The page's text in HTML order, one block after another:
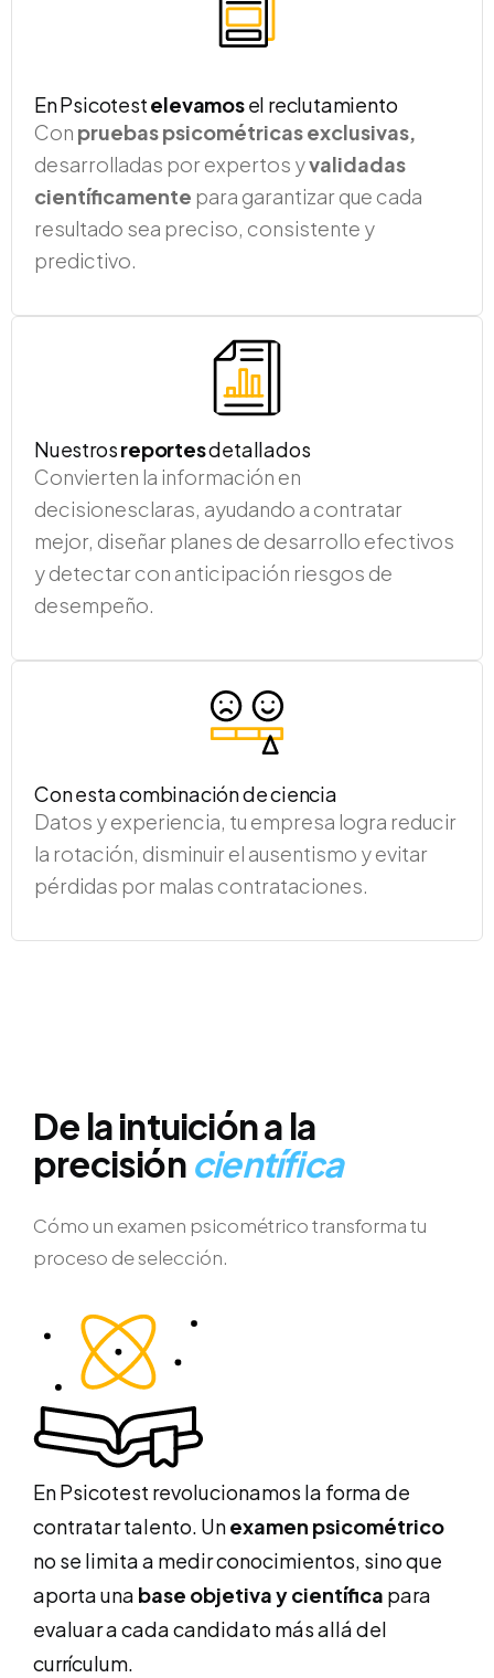
En Psicotestelevamosel reclutamiento
Con pruebas psicométricas exclusivas,
desarrolladas por expertos yvalidadas
científicamente para garantizar que cada
resultado sea preciso, consistente y
predictivo.
Nuestrosreportesdetallados
Convierten la información en
decisionesclaras, ayudando a contratar
mejor, diseñar planes de desarrollo efectivos
y detectar con anticipación riesgos de
desempeño.
Con esta combinación de ciencia
Datos y experiencia, tu empresa logra reducir
la rotación, disminuir el ausentismo y evitar
pérdidas por malas contrataciones.
De la intuición a la
precisión científica
Cómo un examen psicométrico transforma tu
proceso de selección.
En Psicotest revolucionamos la forma de
contratar talento. Unexamen psicométrico
no se limita a medir conocimientos, sino que
aporta una base objetiva y científica para
evaluar a cada candidato más allá del
currículum.